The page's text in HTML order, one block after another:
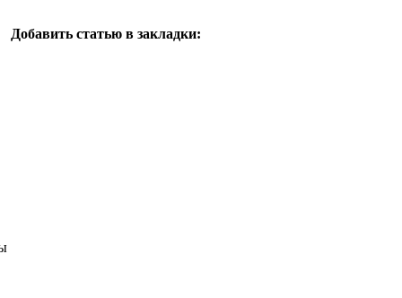
Добавить статью в закладки: